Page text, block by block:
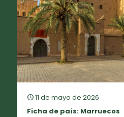
11 de mayo de 2026
Ficha de país: Marruecos